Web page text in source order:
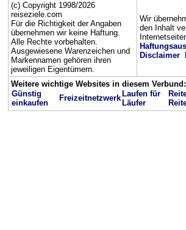
(c) Copyright 1998/2026
reiseziele.com
Für die Richtigkeit der Angaben
übernehmen wir keine Haftung.
Alle Rechte vorbehalten.
Ausgewiesene Warenzeichen und
Markennamen gehören ihren
jeweiligen Eigentümern.
Wir
den Inhalt
Disclaimer
Weitere wichtige Websites in diesem Verbund:
Günstig
einkaufen
Freizeitnetzwerk Laufen für
Läufer